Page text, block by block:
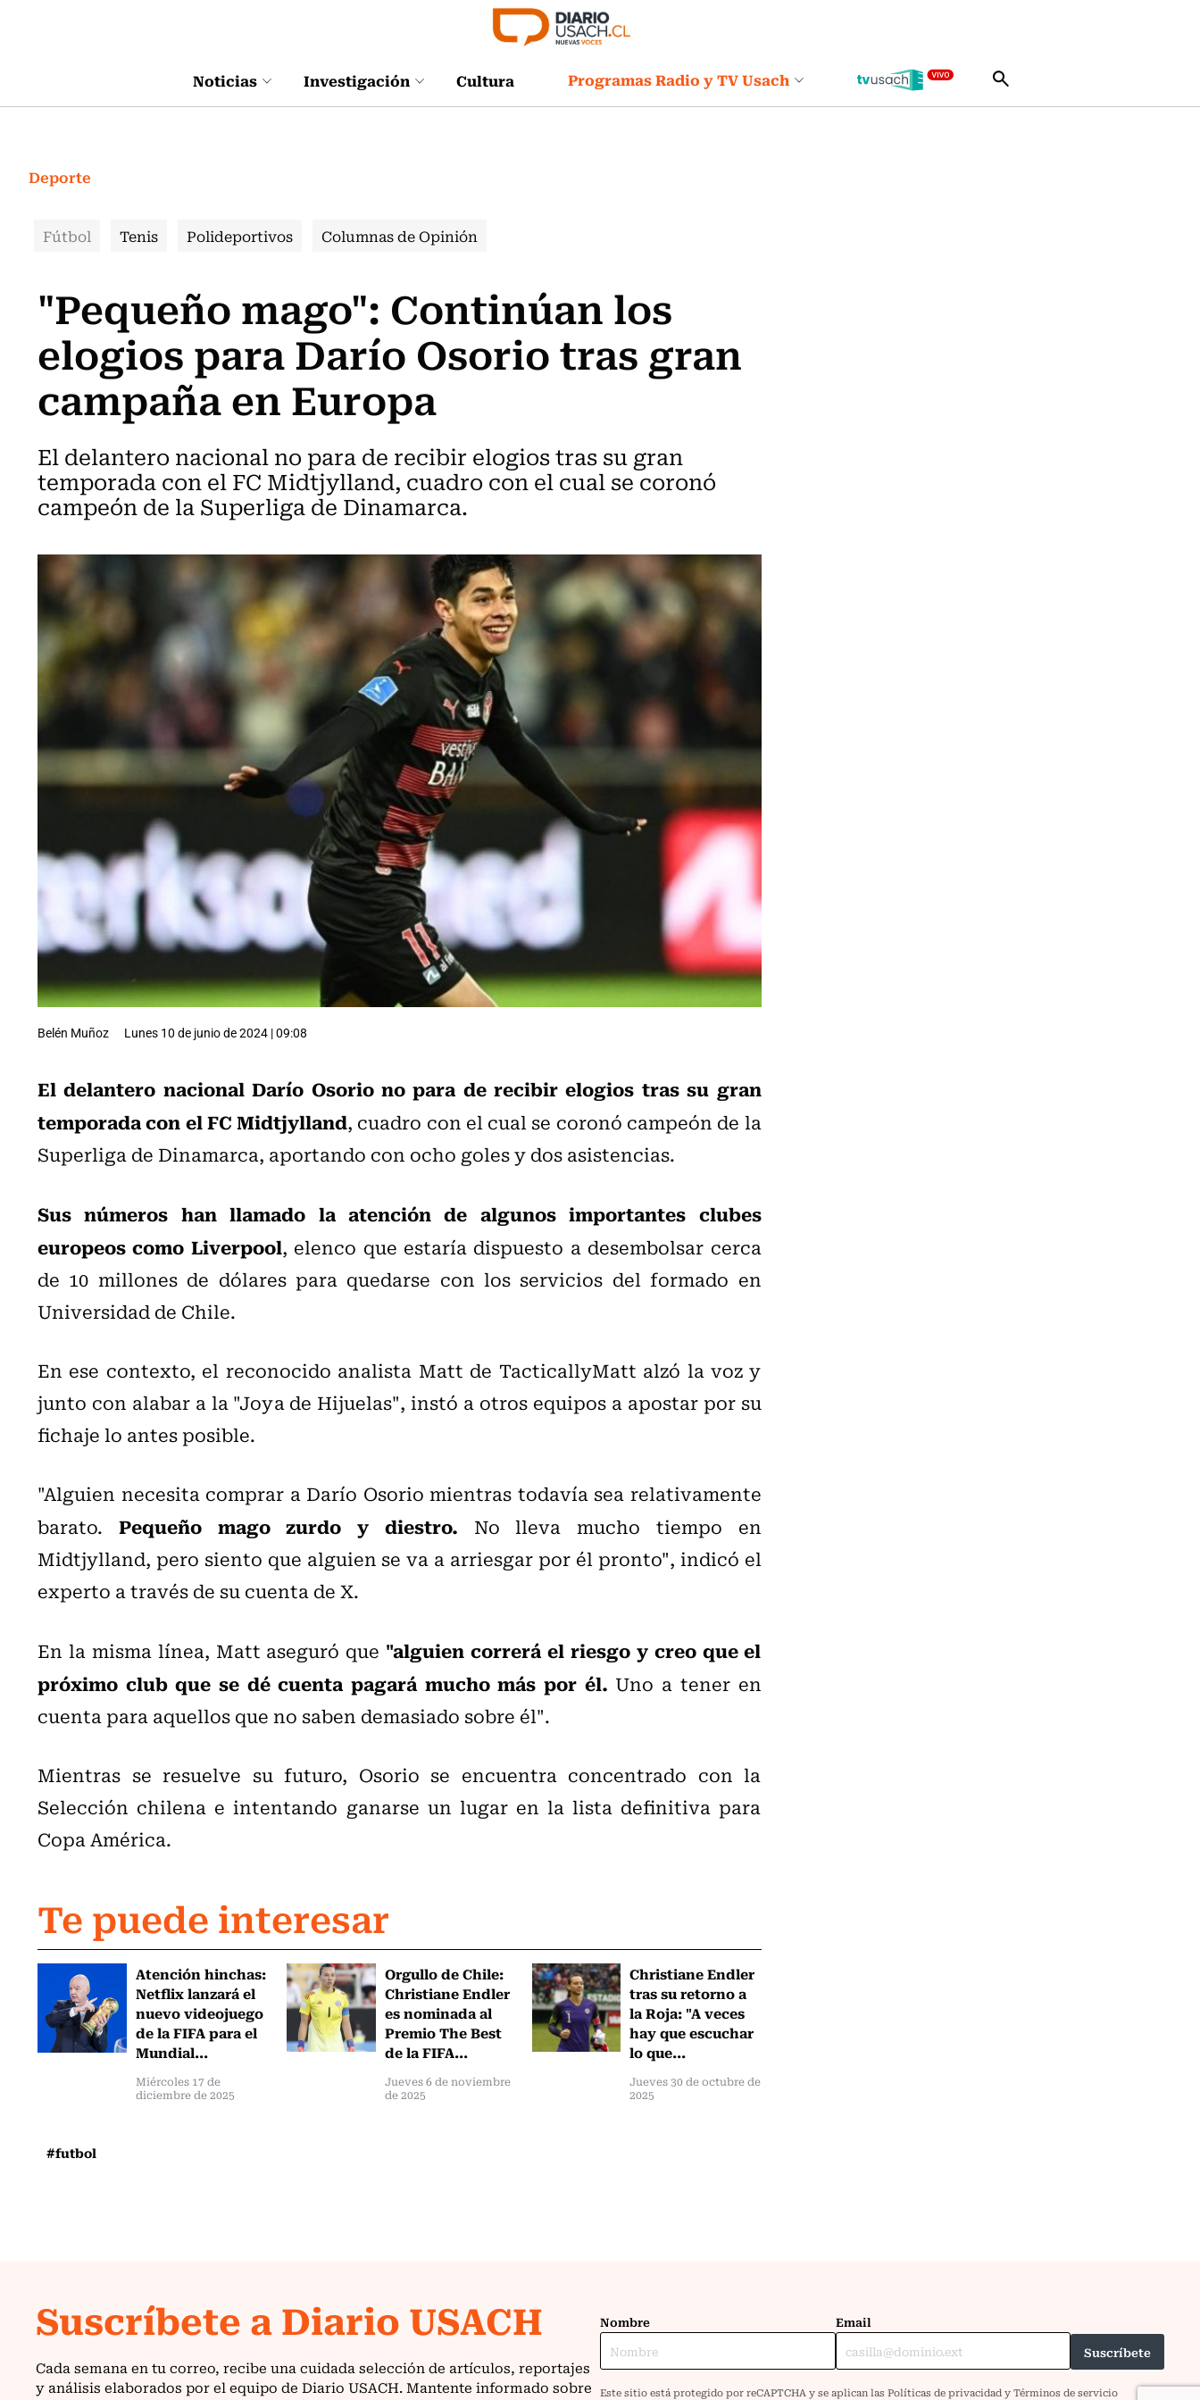
Noticias Investigación Cultura Programas Radio y TV Usach
Deporte
Fútbol Tenis Polideportivos Columnas de Opinión
"Pequeño mago": Continúan los
elogios para Darío Osorio tras gran
campaña en Europa
El delantero nacional no para de recibir elogios tras su gran
temporada con el FC Midtjylland, cuadro con el cual se coronó
campeón de la Superliga de Dinamarca.
Belén Muñoz Lunes 10 de junio de 2024 | 09:08
El delantero nacional Darío Osorio no para de recibir elogios tras su gran
temporada con el FC Midtjylland, cuadro con el cual se coronó campeón de la
Superliga de Dinamarca, aportando con ocho goles y dos asistencias.
Sus números han llamado la atención de algunos importantes clubes
europeos como Liverpool, elenco que estaría dispuesto a desembolsar cerca
de 10 millones de dólares para quedarse con los servicios del formado en
Universidad de Chile.
En ese contexto, el reconocido analista Matt de TacticallyMatt alzó la voz y
junto con alabar a la "Joya de Hijuelas", instó a otros equipos a apostar por su
fichaje lo antes posible.
"Alguien necesita comprar a Darío Osorio mientras todavía sea relativamente
barato. Pequeño mago zurdo y diestro. No lleva mucho tiempo en
Midtjylland, pero siento que alguien se va a arriesgar por él pronto", indicó el
experto a través de su cuenta de X.
En la misma línea, Matt aseguró que "alguien correrá el riesgo y creo que el
próximo club que se dé cuenta pagará mucho más por él. Uno a tener en
cuenta para aquellos que no saben demasiado sobre él".
Mientras se resuelve su futuro, Osorio se encuentra concentrado con la
Selección chilena e intentando ganarse un lugar en la lista definitiva para
Copa América.
Te puede interesar
Atención hinchas:
Netflix lanzará el
nuevo videojuego
de la FIFA para el
Mundial...
Miércoles 17 de
diciembre de 2025
Orgullo de Chile:
Christiane Endler
es nominada al
Premio The Best
de la FIFA...
Jueves 6 de noviembre
de 2025
Christiane Endler
tras su retorno a
la Roja: "A veces
hay que escuchar
lo que...
Jueves 30 de octubre de
2025
#futbol